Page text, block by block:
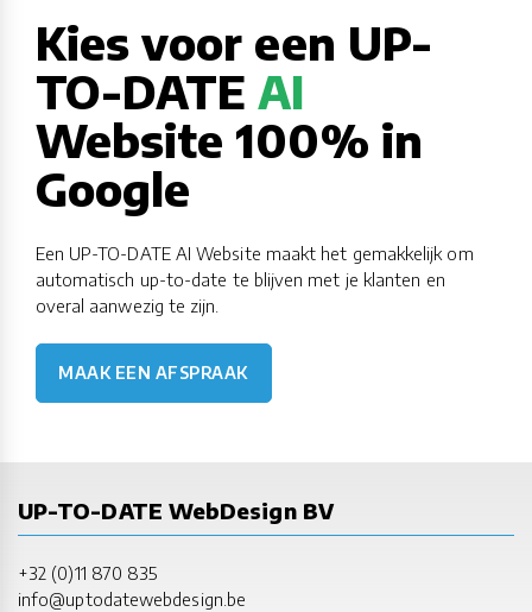
Kies voor een UP-
TO-DATE AI
Website 100% in
Google
Een UP-TO-DATE AI Website maakt het gemakkelijk om
automatisch up-to-date te blijven met je klanten en
overal aanwezig te zijn.
MAAK EEN AFSPRAAK
UP-TO-DATE WebDesign BV
+32 (0)11 870 835
info@uptodatewebdesign.be